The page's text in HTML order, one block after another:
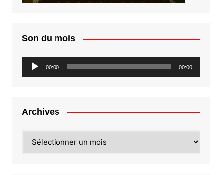
Son du mois
Lecteur
audio
00:00 00:00
Archives